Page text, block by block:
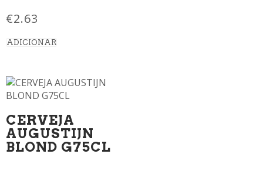
€2.63
ADICIONAR
CERVEJA
AUGUSTIJN
BLOND G75CL